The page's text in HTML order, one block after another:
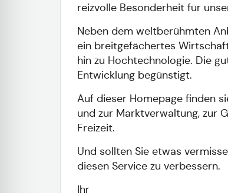
reizvolle Besonderheit für
Neben dem weltberühmten
ein breitgefächertes
hin zu Hochtechnologie. Die
Entwicklung begünstigt.
Auf dieser Homepage finden
und zur Marktverwaltung, zur
Freizeit.
Und sollten Sie etwas
diesen Service zu verbessern.
Ihr